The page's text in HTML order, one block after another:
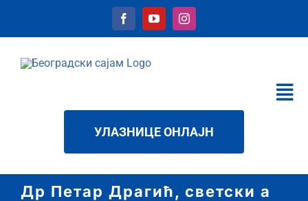
content
КАЛЕНДАР
УСЛУГЕ
УЛАЗНИЦЕ ОНЛАЈН
Др Петар Драгић, светски а